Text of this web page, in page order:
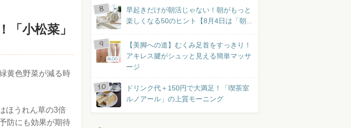
「小松菜」
黄色野菜が減る時
ほうれん草の3倍
防にも効果が期待
早起きだけが朝活じゃない！朝がもっと
楽しくなる50のヒント【8月4日は「朝...
BLOG
【美脚への道】むくみ足首をすっきり！
アキレス腱がシュッと見える簡単マッサ
ージ
ドリンク代＋150円で大満足！「喫茶室
ルノアール」の上質モーニング